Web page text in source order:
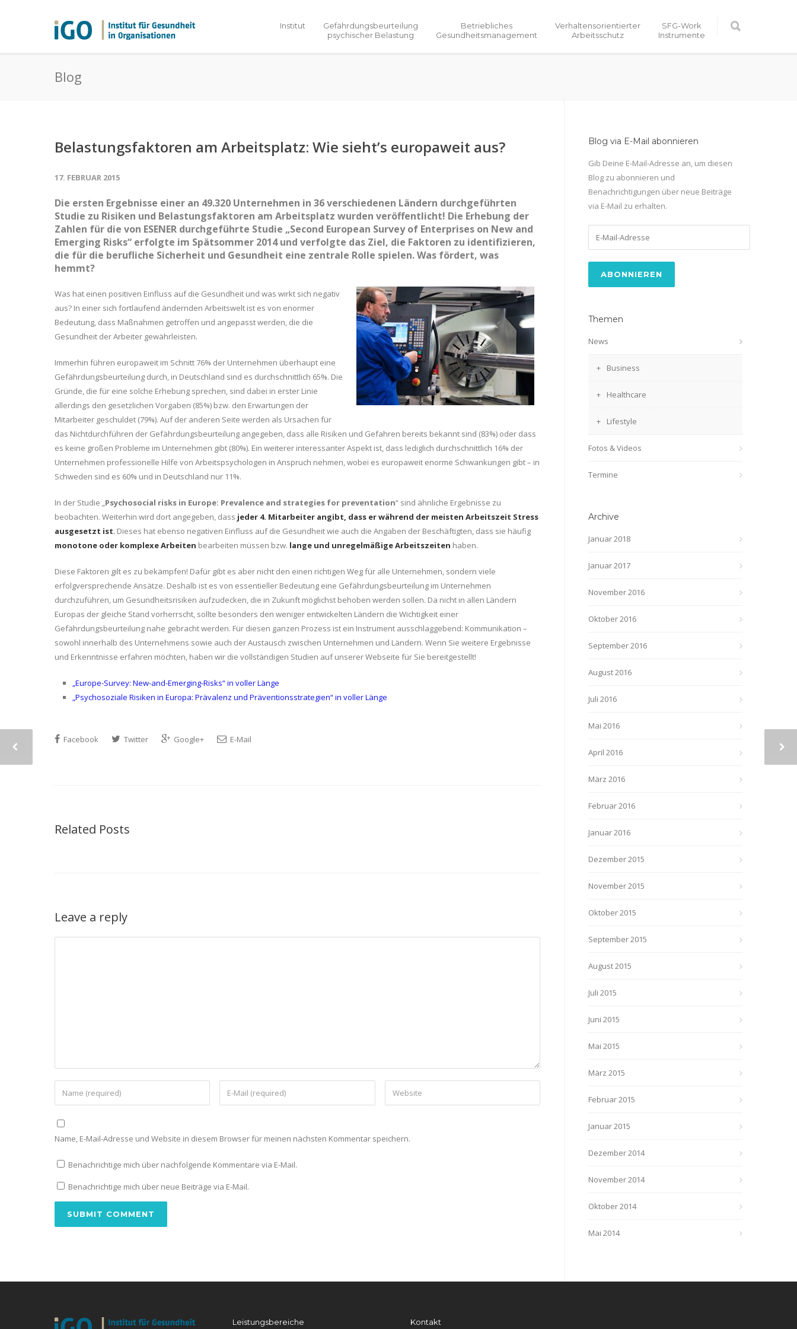
Institut
Gefährdungsbeurteilung
psychischer Belastung
Betriebliches
Gesundheitsmanagement
Verhaltensorientierter
Arbeitsschutz
SFG-Work
Instrumente
Blog
Belastungsfaktoren am Arbeitsplatz: Wie sieht’s europaweit aus?
17. FEBRUAR 2015
Die ersten Ergebnisse einer an 49.320 Unternehmen in 36 verschiedenen Ländern durchgeführten
Studie zu Risiken und Belastungsfaktoren am Arbeitsplatz wurden veröffentlicht! Die Erhebung der
Zahlen für die von ESENER durchgeführte Studie „Second European Survey of Enterprises on New and
Emerging Risks“ erfolgte im Spätsommer 2014 und verfolgte das Ziel, die Faktoren zu identifizieren,
die für die berufliche Sicherheit und Gesundheit eine zentrale Rolle spielen. Was fördert, was
hemmt?
Was hat einen positiven Einfluss auf die Gesundheit und was wirkt sich negativ
aus? In einer sich fortlaufend ändernden Arbeitswelt ist es von enormer
Bedeutung, dass Maßnahmen getroffen und angepasst werden, die die
Gesundheit der Arbeiter gewährleisten.
Immerhin führen europaweit im Schnitt 76% der Unternehmen überhaupt eine
Gefährdungsbeurteilung durch, in Deutschland sind es durchschnittlich 65%. Die
Gründe, die für eine solche Erhebung sprechen, sind dabei in erster Linie
allerdings den gesetzlichen Vorgaben (85%) bzw. den Erwartungen der
Mitarbeiter geschuldet (79%). Auf der anderen Seite werden als Ursachen für
das Nichtdurchführen der Gefährdungsbeurteilung angegeben, dass alle Risiken und Gefahren bereits bekannt sind (83%) oder dass
es keine großen Probleme im Unternehmen gibt (80%). Ein weiterer interessanter Aspekt ist, dass lediglich durchschnittlich 16% der
Unternehmen professionelle Hilfe von Arbeitspsychologen in Anspruch nehmen, wobei es europaweit enorme Schwankungen gibt – in
Schweden sind es 60% und in Deutschland nur 11%.
In der Studie „Psychosocial risks in Europe: Prevalence and strategies for preventation“ sind ähnliche Ergebnisse zu
beobachten. Weiterhin wird dort angegeben, dass jeder 4. Mitarbeiter angibt, dass er während der meisten Arbeitszeit Stress
ausgesetzt ist. Dieses hat ebenso negativen Einfluss auf die Gesundheit wie auch die Angaben der Beschäftigten, dass sie häufig
monotone oder komplexe Arbeiten bearbeiten müssen bzw. lange und unregelmäßige Arbeitszeiten haben.
Diese Faktoren gilt es zu bekämpfen! Dafür gibt es aber nicht den einen richtigen Weg für alle Unternehmen, sondern viele
erfolgversprechende Ansätze. Deshalb ist es von essentieller Bedeutung eine Gefährdungsbeurteilung im Unternehmen
durchzuführen, um Gesundheitsrisiken aufzudecken, die in Zukunft möglichst behoben werden sollen. Da nicht in allen Ländern
Europas der gleiche Stand vorherrscht, sollte besonders den weniger entwickelten Ländern die Wichtigkeit einer
Gefährdungsbeurteilung nahe gebracht werden. Für diesen ganzen Prozess ist ein Instrument ausschlaggebend: Kommunikation –
sowohl innerhalb des Unternehmens sowie auch der Austausch zwischen Unternehmen und Ländern. Wenn Sie weitere Ergebnisse
und Erkenntnisse erfahren möchten, haben wir die vollständigen Studien auf unserer Webseite für Sie bereitgestellt!
„Europe-Survey: New-and-Emerging-Risks“ in voller Länge
„Psychosoziale Risiken in Europa: Prävalenz und Präventionsstrategien“ in voller Länge
Facebook Twitter Google+ E-Mail
Related Posts
Leave a reply
Name, E-Mail-Adresse und Website in diesem Browser für meinen nächsten Kommentar speichern.
Benachrichtige mich über nachfolgende Kommentare via E-Mail.
Benachrichtige mich über neue Beiträge via E-Mail.
Blog via E-Mail abonnieren
Gib Deine E-Mail-Adresse an, um diesen
Blog zu abonnieren und
Benachrichtigungen über neue Beiträge
via E-Mail zu erhalten.
Adresse
Themen
News
Business
Healthcare
Lifestyle
Fotos & Videos
Termine
Archive
Januar 2018
Januar 2017
November 2016
Oktober 2016
September 2016
August 2016
Juli 2016
Mai 2016
April 2016
März 2016
Februar 2016
Januar 2016
Dezember 2015
November 2015
Oktober 2015
September 2015
August 2015
Juli 2015
Juni 2015
Mai 2015
März 2015
Februar 2015
Januar 2015
Dezember 2014
November 2014
Oktober 2014
Mai 2014
Leistungsbereiche Kontakt